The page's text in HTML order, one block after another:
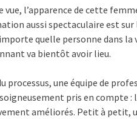
vue, l’apparence de cette
aussi spectaculaire est
quelle personne dans la
va bientôt avoir lieu.
processus, une équipe de
pris en compte :
améliorés. Petit à petit,